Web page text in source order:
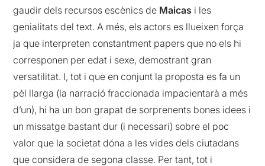
gaudir dels recursos escènics de Maicas i les
genialitats del text. A més, els actors es llueixen força
ja que interpreten constantment papers que no els hi
corresponen per edat i sexe, demostrant gran
versatilitat. I, tot i que en conjunt la proposta es fa un
pèl llarga (la narració fraccionada impacientarà a més
d’un), hi ha un bon grapat de sorprenents bones idees i
un missatge bastant dur (i necessari) sobre el poc
valor que la societat dóna a les vides dels ciutadans
que considera de segona classe. Per tant, tot i